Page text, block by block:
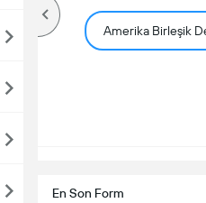
Amerika Birleşik
En Son Form